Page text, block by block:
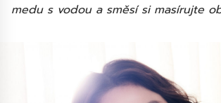
medu s vodou a směsí si masírujte